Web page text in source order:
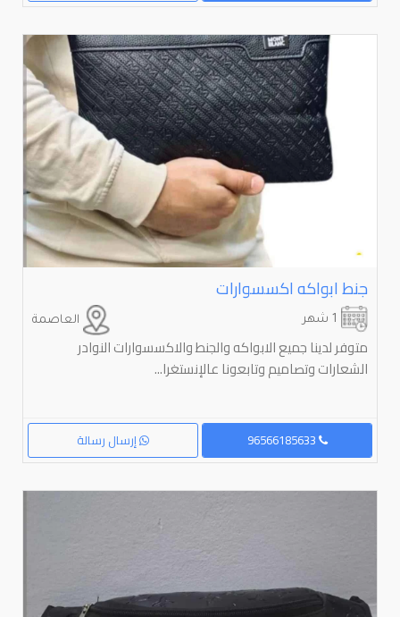
جنط ابواكه اكسسوارات
العاصمة
متوفر لدينا جميع الابواكه والجنط والاكسسوارات النوادر
الشعارات وتصاميم وتابعونا عالإنستغرا...
إرسال رسالة